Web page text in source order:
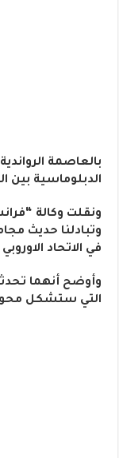
بالعاصمة
الدبلوماسية بين
ونقلت وكالة
وتبادلنا حديث
في الاتحاد
وأوضح أنهما
التي ستشكل محور مؤتمر